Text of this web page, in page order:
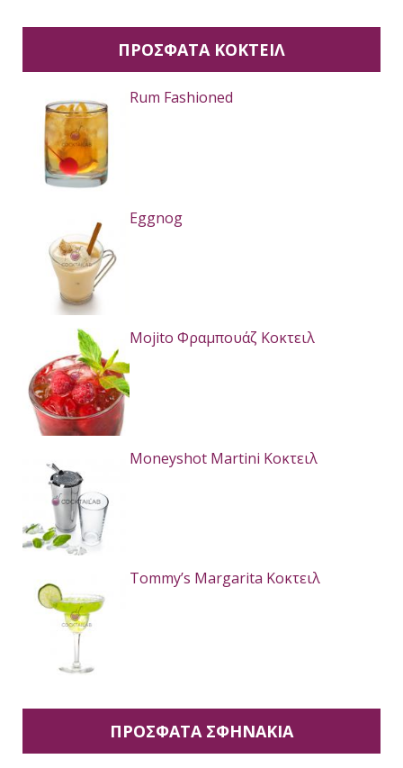
ΠΡΟΣΦΑΤΑ ΚΟΚΤΕΙΛ
Rum Fashioned
Eggnog
Mojito Φραμπουάζ Κοκτειλ
Moneyshot Martini Κοκτειλ
Tommy’s Margarita Κοκτειλ
ΠΡΟΣΦΑΤΑ ΣΦΗΝΑΚΙΑ